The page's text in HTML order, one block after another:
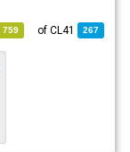
267
CL41
759